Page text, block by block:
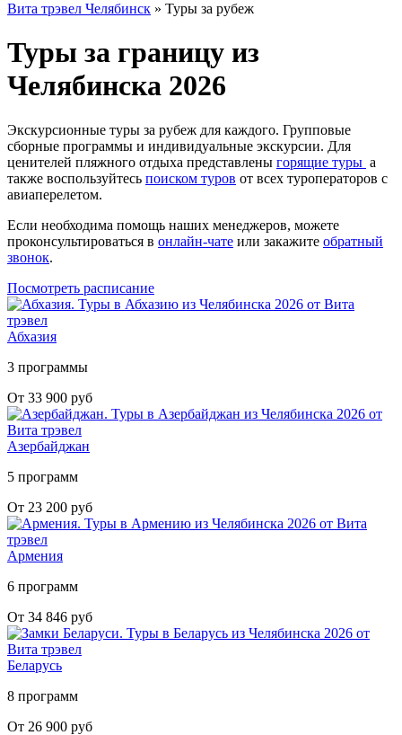
Вита трэвел Челябинск » Туры за рубеж
Туры за границу из
Челябинска 2026
Экскурсионные туры за рубеж для каждого. Групповые
сборные программы и индивидуальные экскурсии. Для
ценителей пляжного отдыха представлены горящие туры а
также воспользуйтесь поиском туров от всех туроператоров с
авиаперелетом.
Если необходима помощь наших менеджеров, можете
проконсультироваться в онлайн-чате или закажите обратный
звонок.
Посмотреть расписание
Абхазия
3 программы
От 33 900 руб
Азербайджан
5 программ
От 23 200 руб
Армения
6 программ
От 34 846 руб
Беларусь
8 программ
От 26 900 руб